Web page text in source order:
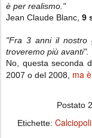
è per realismo."
Jean Claude Blanc, 9
"Fra 3 anni il nostro
troveremo più avanti".
No, questa seconda
2007 o del 2008, ma
Postato
Etichette: Calciopoli